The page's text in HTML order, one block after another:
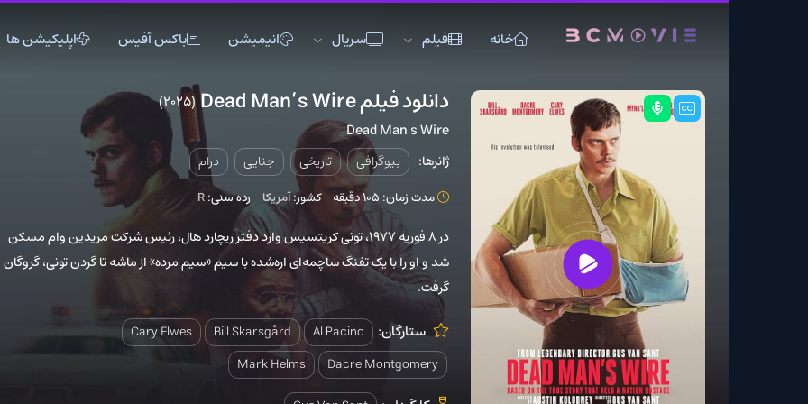
خانه فیلم
اکشن
جنگی
دلهره آور
فانتزی کمدی
ماجراجویی
مستند
موزیک
ورزشی
سریال
اکشن
تاریخی
جنگی
دلهره آور
فانتزی
ماجراجویی
ورزشی
انیمیشن باکس آفیس اپلیکیشن ها
دانلود فیلم Dead Man’s Wire (2025)
Dead Man's Wire
بیوگرافی تاریخی جنایی درام
مدت زمان: 105 دقیقه کشور:آمریکا رده سنی:R
در 8 فوریه 1977، تونی کریتسیس وارد دفتر ریچارد هال، رئیس شرکت مریدین وام مسکن
شد و او را با یک تفنگ ساچمه‌ای اره‌شده با سیم «سیم مرده» از ماشه تا گردن تونی، گروگان
گرفت.
Al Pacino
Bill Skarsgård
Cary Elwes
Dacre Montgomery
Mark Helms